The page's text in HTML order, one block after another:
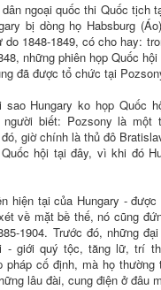
ngoại quốc thi Quốc tịch
bị dòng họ Habsburg
1848-1849, có cho hay:
những phiên họp Quốc
đã được tổ chức tại
Hungary ko họp Quốc
biết: Pozsony là một
giờ chính là thủ đô
hội tại đây, vì khi đó
hiện tại của Hungary -
về mặt bề thế, nó cũng
1904. Trước đó, những
- giới quý tộc, tăng lữ, trí
pháp cố định, mà họ thường
lâu đài, cung điện ở đâu